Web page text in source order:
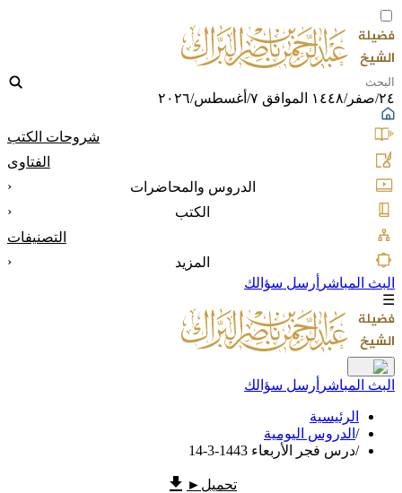
٢٤/صفر/١٤٤٨ الموافق ٧/أغسطس/٢٠٢٦
شروحات الكتب
الفتاوى
الدروس والمحاضرات
‹
الكتب
‹
التصنيفات
المزيد
‹
البث المباشر أرسل سؤالك
☰
البث المباشر أرسل سؤالك
الرئيسية
/ الدروس اليومية
/درس فجر الأربعاء 1443-3-14
تحميل ►